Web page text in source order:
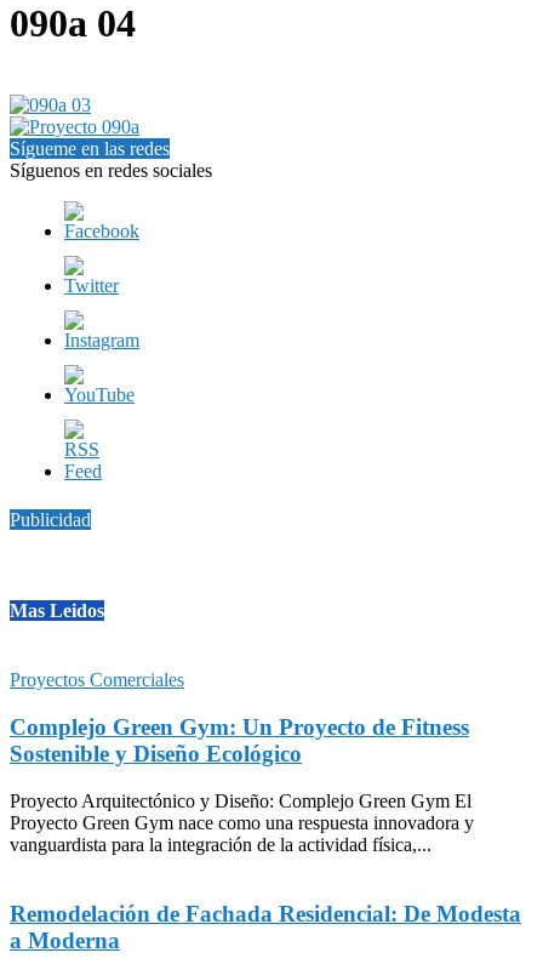
090a 04
Sígueme en las redes
Síguenos en redes sociales
Publicidad
Mas Leidos
Proyectos Comerciales
Complejo Green Gym: Un Proyecto de Fitness
Sostenible y Diseño Ecológico
Proyecto Arquitectónico y Diseño: Complejo Green Gym El
Proyecto Green Gym nace como una respuesta innovadora y
vanguardista para la integración de la actividad física,...
Remodelación de Fachada Residencial: De Modesta
a Moderna